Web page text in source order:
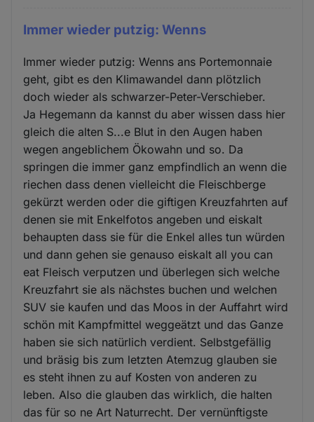
Immer wieder putzig: Wenns
Immer wieder putzig: Wenns ans Portemonnaie
geht, gibt es den Klimawandel dann plötzlich
doch wieder als schwarzer-Peter-Verschieber.
Ja Hegemann da kannst du aber wissen dass hier
gleich die alten S...e Blut in den Augen haben
wegen angeblichem Ökowahn und so. Da
springen die immer ganz empfindlich an wenn die
riechen dass denen vielleicht die Fleischberge
gekürzt werden oder die giftigen Kreuzfahrten auf
denen sie mit Enkelfotos angeben und eiskalt
behaupten dass sie für die Enkel alles tun würden
und dann gehen sie genauso eiskalt all you can
eat Fleisch verputzen und überlegen sich welche
Kreuzfahrt sie als nächstes buchen und welchen
SUV sie kaufen und das Moos in der Auffahrt wird
schön mit Kampfmittel weggeätzt und das Ganze
haben sie sich natürlich verdient. Selbstgefällig
und bräsig bis zum letzten Atemzug glauben sie
es steht ihnen zu auf Kosten von anderen zu
leben. Also die glauben das wirklich, die halten
das für so ne Art Naturrecht. Der vernünftigste